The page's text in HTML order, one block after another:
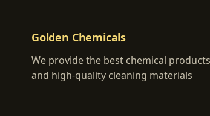
Golden Chemicals
We provide the best chemical products
and high-quality cleaning materials